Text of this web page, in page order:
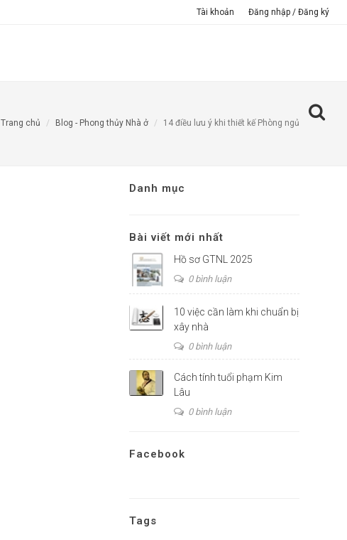
Tài khoản Đăng nhập / Đăng ký
Trang chủ Blog - Phong thủy Nhà ở 14 điều lưu ý khi thiết kế Phòng ngủ
Danh mục
Bài viết mới nhất
Hồ sơ GTNL 2025
0 bình luận
10 việc cần làm khi chuẩn bị
xây nhà
0 bình luận
Cách tính tuổi phạm Kim
Lâu
0 bình luận
Facebook
Tags